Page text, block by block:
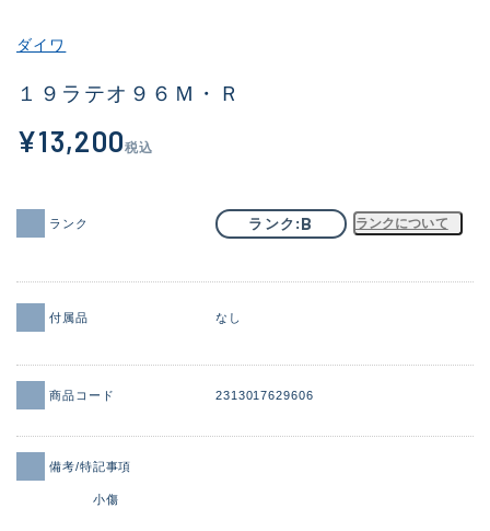
その他
新商品(1984)
価格
ダイワ
１９ラテオ９６Ｍ・Ｒ
¥13,200税込
ランク ランク B ランクについて
付属品 なし
商品コード 2313017629606
備考/特記事項
小傷